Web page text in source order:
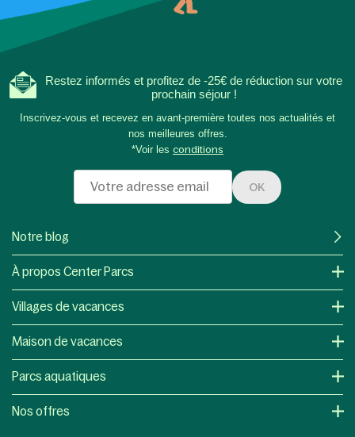
Restez informés et profitez de -25€ de réduction sur votre
prochain séjour !
Inscrivez-vous et recevez en avant-première toutes nos actualités et
nos meilleures offres.
*Voir les conditions
OK
Notre blog
À propos Center Parcs
Villages de vacances
Maison de vacances
Parcs aquatiques
Nos offres